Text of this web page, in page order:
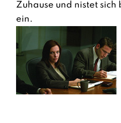
Zuhause und nistet
ein.